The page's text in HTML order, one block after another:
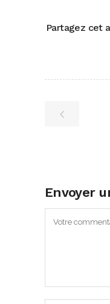
Partagez cet
Envoyer